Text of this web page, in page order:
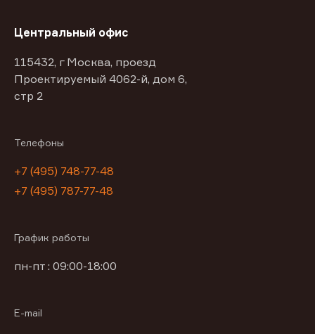
Центральный офис
115432, г Москва, проезд
Проектируемый 4062-й, дом 6,
стр 2
Телефоны
+7 (495) 748-77-48
+7 (495) 787-77-48
График работы
пн-пт : 09:00-18:00
E-mail